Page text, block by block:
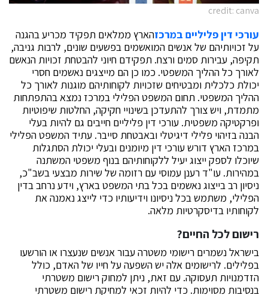
credit: canva
עורכי דין פליליים במרכזהארץ ממלאים תפקיד מכריע בהגנה
על זכויותיהם של אנשים המואשמים בפשעים שונים, לרבות גניבה,
תקיפה, עבירות סמים ורצח. תפקידם חיוני להבטחת זכויות הנאשם
לאורך כל ההליך המשפטי. כמו כן הם מייצגים נאשמים חסרי
יכולת כלכלית ומבטיחים שזכויות לקוחותיהם מוגנות לאורך כל
ההליך המשפטי. תחום המשפט הפלילי במרכז נמצא בהתפתחות
מתמדת, ויש צורך להתעדכן בשינויי חקיקה, החלטות שיפוטיות
ופרקטיקה משפטית. עורכי דין פליליים חייבים גם להיות בעלי
הבנה בזיהוי פלילי דיגיטלי ובאבטחת סייבר. עתיד המשפט הפלילי
במרכז הארץ דורש עורכי דין מיומנים ובעלי יכולת הסתגלות
שיוכלו לספק ייצוג יעיל ללקוחותיהם בנוף משפטי המשתנה
במהירות. עו"ד רענן עמוסי עם רזומה של שירות מבצעי בשב"כ,
ניסיון רב בייצוג נאשמים בכל בתי המשפט בארץ, וידע נרחב בדין
הפלילי, משתמש בכל ניסיונו וידיעותיו כדי לייצג נאמנה את
לקוחותיו בדיסקרטיות מלאה.
רישום לכל החיים?
בישראל נשמרים רישומי משטרה עבור אנשים שנעצרו או הורשעו
בפלילים. לרישומים אלה יש השפעה על חייו של האדם, כולל
הזדמנויות תעסוקה. עם זאת, ניתן למחוק רישום משטרתי
בנסיבות מסוימות. כדי להיות זכאי למחיקת רישום משטרתי